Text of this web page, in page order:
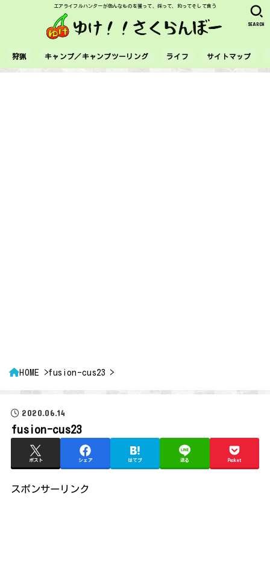
エアライフルハンターが色んなものを獲って、採って、釣ってそして食う
狩猟 キャンプ／キャンプツーリング ライフ サイトマップ
SEARCH
HOME fusion-cus23
2020.06.14
fusion-cus23
ポスト シェア はてブ 送る Pocket
スポンサーリンク